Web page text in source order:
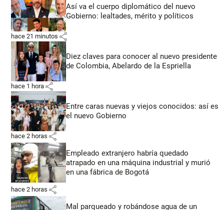
Así va el cuerpo diplomático del nuevo
Gobierno: lealtades, mérito y políticos
hace 21 minutos share
Diez claves para conocer al nuevo presidente
de Colombia, Abelardo de la Espriella
hace 1 hora share
Entre caras nuevas y viejos conocidos: así es
el nuevo Gobierno
hace 2 horas share
Empleado extranjero habría quedado
atrapado en una máquina industrial y murió
en una fábrica de Bogotá
hace 2 horas share
Mal parqueado y robándose agua de un